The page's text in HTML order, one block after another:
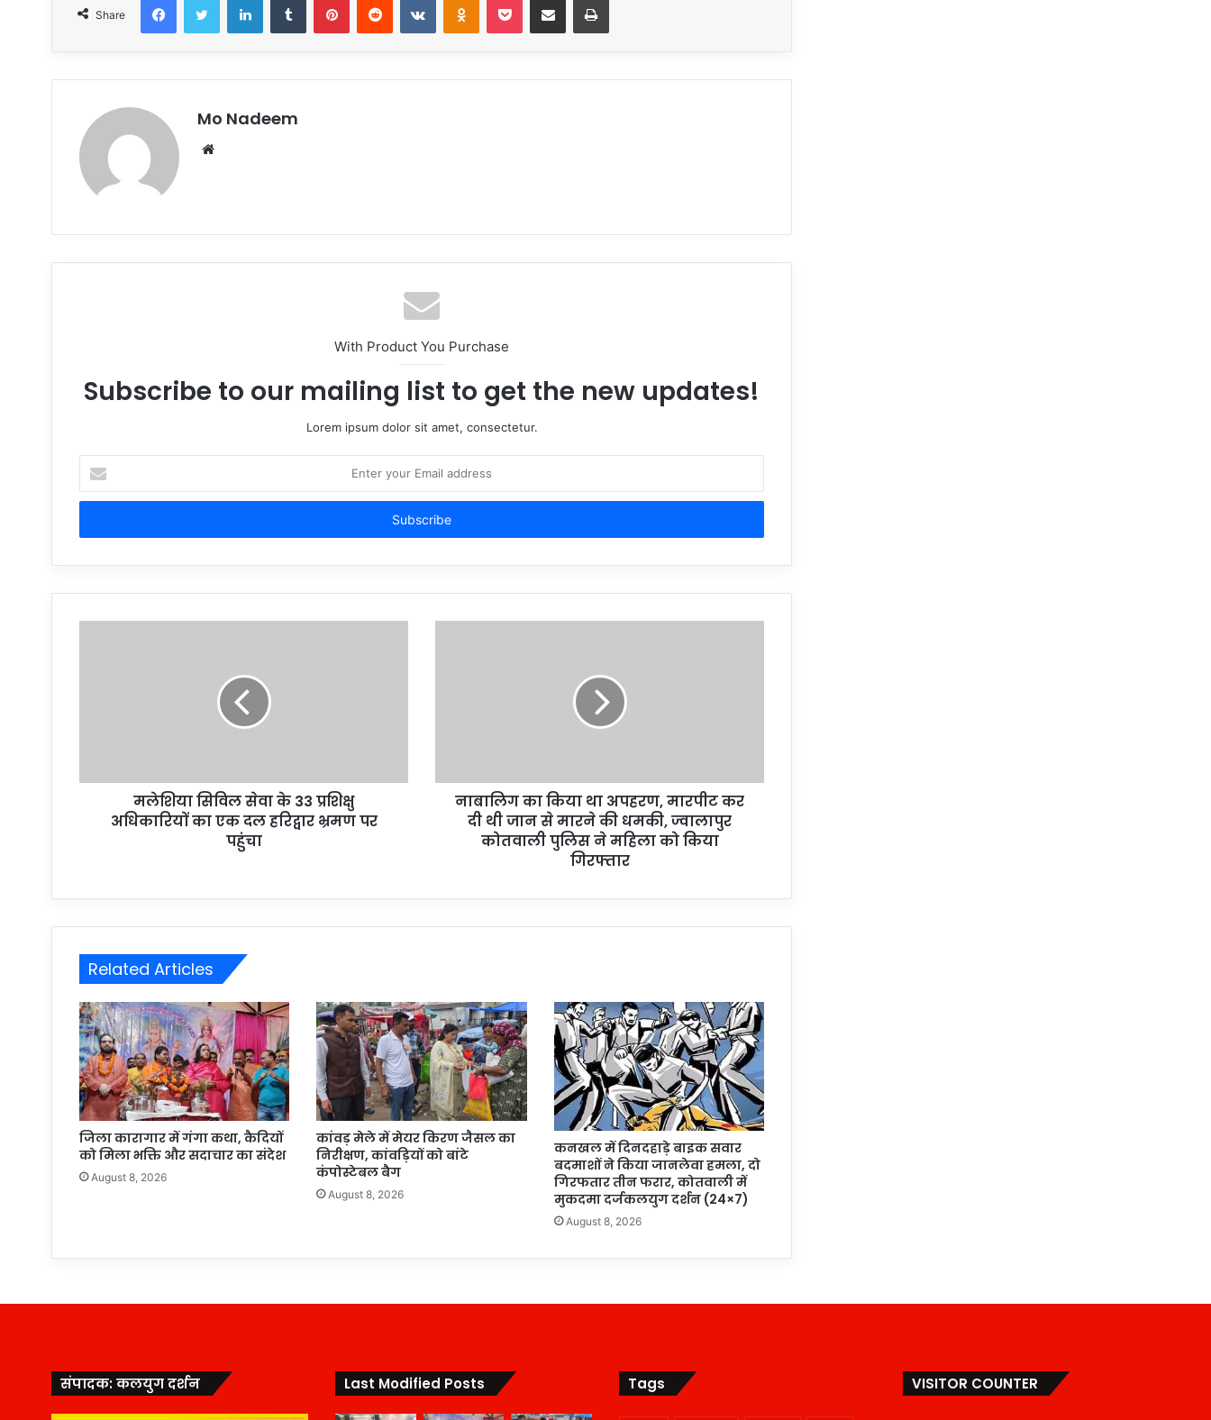
Share
Mo Nadeem
Website
With Product You Purchase
Subscribe to our mailing list to get the new updates!
Lorem ipsum dolor sit amet, consectetur.
your
Email
मलेशिया सिविल सेवा के 33 प्रशिक्षु
अधिकारियों का एक दल हरिद्वार भ्रमण पर
पहुंचा
नाबालिग का किया था अपहरण, मारपीट कर
दी थी जान से मारने की धमकी, ज्वालापुर
कोतवाली पुलिस ने महिला को किया
गिरफ्तार
Related Articles
जिला कारागार में गंगा कथा, कैदियों
को मिला भक्ति और सदाचार का संदेश
August 8, 2026
कांवड़ मेले में मेयर किरण जैसल का
निरीक्षण, कांवड़ियों को बांटे
कंपोस्टेबल बैग
August 8, 2026
कनखल में दिनदहाड़े बाइक सवार
बदमाशों ने किया जानलेवा हमला, दो
गिरफतार तीन फरार, कोतवाली में
मुकदमा दर्जकलयुग दर्शन (24×7)
August 8, 2026
संपादक: कलयुग दर्शन Last Modified Posts Tags VISITOR COUNTER